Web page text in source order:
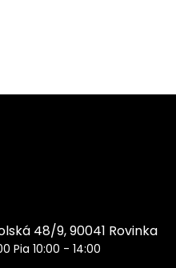
48/9, 90041 Rovinka
Pia 10:00 - 14:00